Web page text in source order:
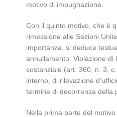
motivo di impugnazione.
Con il quinto motivo, che è
rimessione alle Sezioni
importanza, si deduce
annullamento. Violazione di
sostanziale (art. 360, n. 3,
interno, di rilevazione
termine di decorrenza della
Nella prima parte del